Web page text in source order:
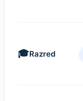
Razred